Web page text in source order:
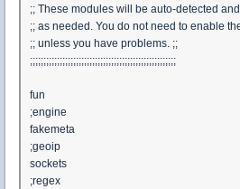
;; These modules will be auto-detected
;; as needed. You do not need to enable
;; unless you have problems. ;;
;;;;;;;;;;;;;;;;;;;;;;;;;;;;;;;;;;;;;;;;;;;;;;;;;;;;;;
fun
;engine
fakemeta
;geoip
sockets
;regex